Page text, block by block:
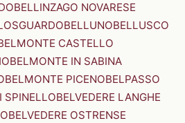
BELLINZAGO NOVARESE
BELLUNOBELLUSCO
CASTELLO
BELMONTE IN SABINA
BELMONTE PICENOBELPASSO
SPINELLOBELVEDERE LANGHE
BELVEDERE OSTRENSE